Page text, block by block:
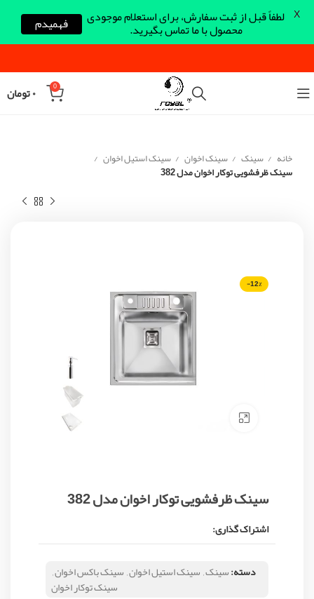
0 ۰تومان
خانه سینک سینک اخوان سینک استیل اخوان
سینک ظرفشویی توکار اخوان مدل 382
-12%
سینک ظرفشویی توکار اخوان مدل 382
اشتراک گذاری:
دسته:سینک,سینک استیل اخوان,سینک باکس اخوان,
سینک توکار اخوان
لطفاً قبل از ثبت سفارش، برای استعلام موجودی
محصول با ما تماس بگیرید. فهمیدم X